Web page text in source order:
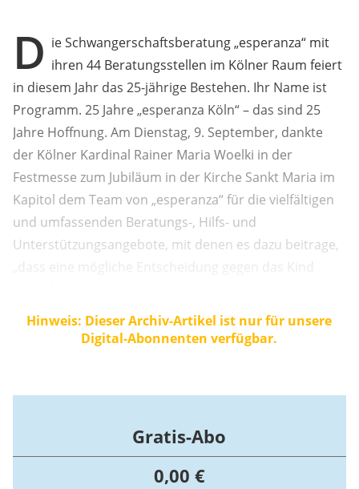
D ie Schwangerschaftsberatung „esperanza“ mit
ihren 44 Beratungsstellen im Kölner Raum feiert
in diesem Jahr das 25-jährige Bestehen. Ihr Name ist
Programm. 25 Jahre „esperanza Köln“ – das sind 25
Jahre Hoffnung. Am Dienstag, 9. September, dankte
der Kölner Kardinal Rainer Maria Woelki in der
Festmesse zum Jubiläum in der Kirche Sankt Maria im
Kapitol dem Team von „esperanza“ für die vielfältigen
und umfassenden Beratungs-, Hilfs- und
Unterstützungsangebote, mit denen es dazu beitrage,
„dass eine mögliche Entscheidung gegen das Kind
Hinweis: Dieser Archiv-Artikel ist nur für unsere
Digital-Abonnenten verfügbar.
Gratis-Abo
0,00 €